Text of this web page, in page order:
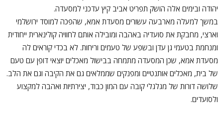
יהודה ובימים אלה הושק תפריט אביב קיץ עדכני למסעדה.
במשך למעלה מארבעה עשורים מסעדת אמא, שהפכה למוסד ירושלמי
וארצי, מחבקת את סועדיה באהבה ומובילה אותם לחוויה קולינארית ייחודית
ומנחמת בטעמי גן עדן ובשפע של טעמים וריחות. לא בכדי קוראים לה
מסעדת אמא, שכן המסעדה מתמחה בבישול מאכלים יוצאי דופן עם טעם
של בית, מאכלים אותנטיים ומפנקים שממלאים גם את הקיבה וגם את הלב.
שלושה דורות של מגלגלי קובה עם המון כבוד, יצירתיות ואהבה למקצוע
ולסועדים.